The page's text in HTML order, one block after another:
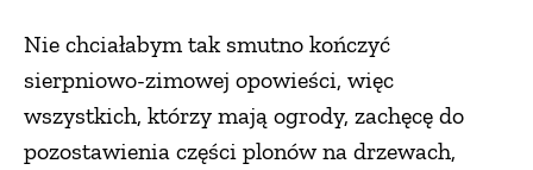
Nie chciałabym tak smutno kończyć
sierpniowo-zimowej opowieści, więc
wszystkich, którzy mają ogrody, zachęcę do
pozostawienia części plonów na drzewach,